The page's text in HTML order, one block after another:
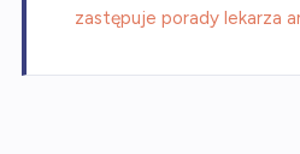
zastępuje porady lekarza